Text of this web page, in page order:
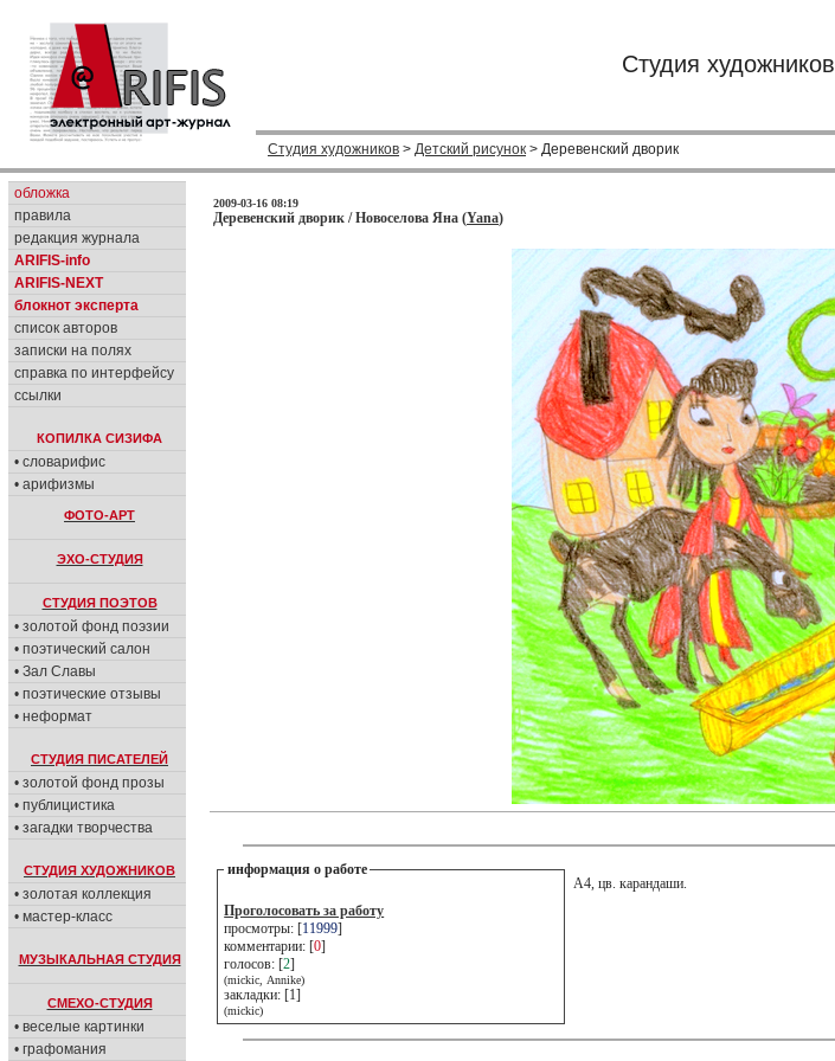
Студия художников
Студия художников > Детский рисунок > Деревенский дворик
обложка
правила
редакция журнала
ARIFIS-info
ARIFIS-NEXT
блокнот эксперта
список авторов
записки на полях
справка по интерфейсу
ссылки
КОПИЛКА СИЗИФА
• словарифис
• арифизмы
ФОТО-АРТ
ЭХО-СТУДИЯ
СТУДИЯ ПОЭТОВ
• золотой фонд поэзии
• поэтический салон
• Зал Славы
• поэтические отзывы
• неформат
СТУДИЯ ПИСАТЕЛЕЙ
• золотой фонд прозы
• публицистика
• загадки творчества
СТУДИЯ ХУДОЖНИКОВ
• золотая коллекция
• мастер-класс
МУЗЫКАЛЬНАЯ СТУДИЯ
СМЕХО-СТУДИЯ
• веселые картинки
• графомания
2009-03-16 08:19
Деревенский дворик / Новоселова Яна (Yana)
информация о работе
Проголосовать за работу
просмотры: [11999]
комментарии: [0]
голосов: [2]
(mickic, Annike)
закладки: [1]
(mickic)
А4, цв. карандаши.